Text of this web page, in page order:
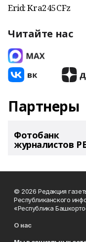
Erid: Kra245CFz
Читайте нас
Партнеры
Фотобанк
журналистов
© 2026 Редакция
Республиканского
«Республика
О нас